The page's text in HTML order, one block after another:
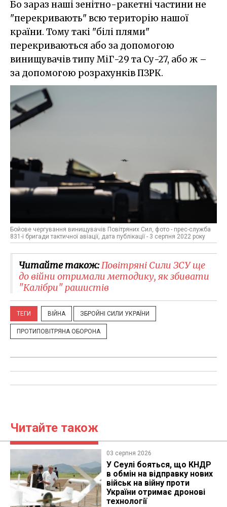
Бо зараз наші зенітно-ракетні частини не
"перекривають" всю територію нашої
країни. Тому такі "білі плями"
перекриваються або за допомогою
винищувачів типу МіГ-29 та Су-27, або ж –
за допомогою розрахунків ПЗРК.
Бойове чергування винищувачів Повітряних Сил, фото - прес-служба
831-ї бригади тактичної авіації, дата публікації - 3 серпня 2022 року
Читайте також:Повітряні Сили ЗСУ ще
до війни отримали методику, як збивати
"Калібри" рашистів
ТЕГИ ВІЙНА ЗБРОЙНІ СИЛИ УКРАЇНИ
ПРОТИПОВІТРЯНА ОБОРОНА
Читайте також
03 серпня 2026
У Сеулі бояться, що КНДР
в обмін на відправку нових
військ на війну проти
України отримає дронові
технології